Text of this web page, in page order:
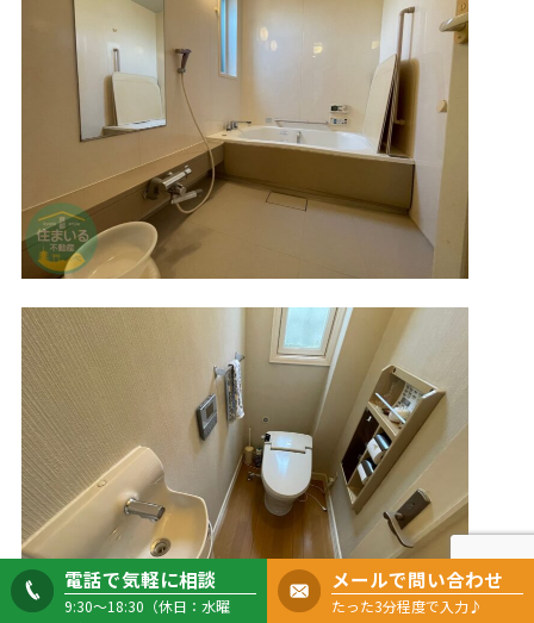
電話で気軽に相談
9:30～18:30（休日：水曜
メールで問い合わせ
たった3分程度で入力♪